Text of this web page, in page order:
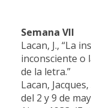
Semana VII
Lacan, J., “La
inconsciente o
de la letra.”
Lacan, Jacques,
del 2 y 9 de